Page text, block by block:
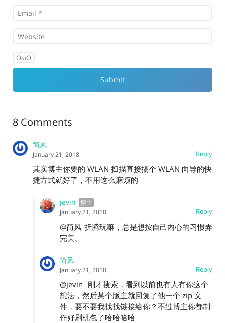
OωO
8 Comments
简风
Reply
January 21, 2018
其实博主你要的 WLAN 扫描直接搞个 WLAN 向导的快
捷方式就好了，不用这么麻烦的
jevin
Reply
January 21, 2018
@简风 折腾玩嘛，总是想按自己内心的习惯弄
完美。
简风
Reply
January 21, 2018
@jevin 刚才搜索，看到以前也有人有你这个
想法，然后某个版主就回复了他一个 zip 文
件，要不要我找找链接给你？不过博主你都制
作好刷机包了哈哈哈哈